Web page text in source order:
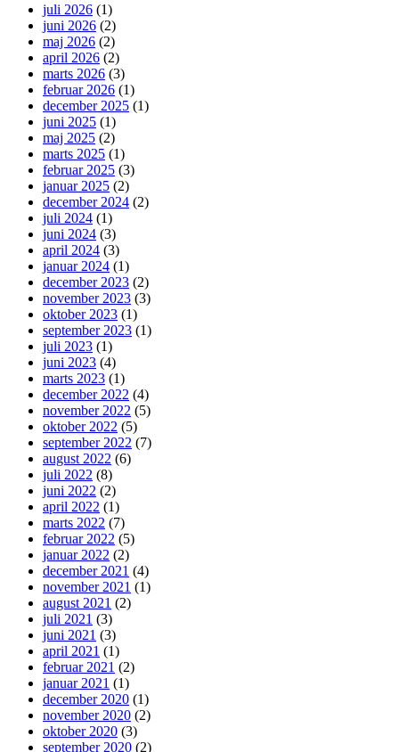
juli 2026 (1)
juni 2026 (2)
maj 2026 (2)
april 2026 (2)
marts 2026 (3)
februar 2026 (1)
december 2025 (1)
juni 2025 (1)
maj 2025 (2)
marts 2025 (1)
februar 2025 (3)
januar 2025 (2)
december 2024 (2)
juli 2024 (1)
juni 2024 (3)
april 2024 (3)
januar 2024 (1)
december 2023 (2)
november 2023 (3)
oktober 2023 (1)
september 2023 (1)
juli 2023 (1)
juni 2023 (4)
marts 2023 (1)
december 2022 (4)
november 2022 (5)
oktober 2022 (5)
september 2022 (7)
august 2022 (6)
juli 2022 (8)
juni 2022 (2)
april 2022 (1)
marts 2022 (7)
februar 2022 (5)
januar 2022 (2)
december 2021 (4)
november 2021 (1)
august 2021 (2)
juli 2021 (3)
juni 2021 (3)
april 2021 (1)
februar 2021 (2)
januar 2021 (1)
december 2020 (1)
november 2020 (2)
oktober 2020 (3)
september 2020 (2)